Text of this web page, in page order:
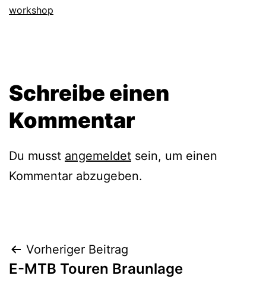
workshop
Schreibe einen
Kommentar
Du musst angemeldet sein, um einen
Kommentar abzugeben.
Beitragsnavigation
Vorheriger Beitrag
E-MTB Touren Braunlage